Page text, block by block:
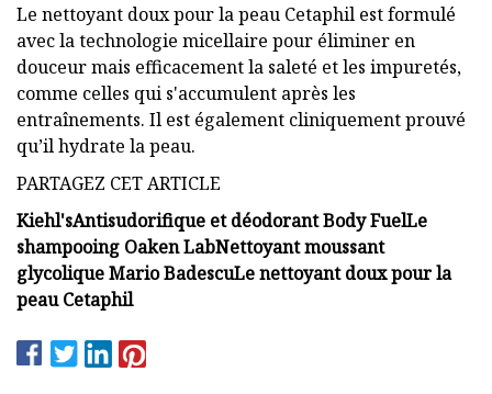
Le nettoyant doux pour la peau Cetaphil est formulé
avec la technologie micellaire pour éliminer en
douceur mais efficacement la saleté et les impuretés,
comme celles qui s'accumulent après les
entraînements. Il est également cliniquement prouvé
qu’il hydrate la peau.
PARTAGEZ CET ARTICLE
Kiehl'sAntisudorifique et déodorant Body FuelLe
shampooing Oaken LabNettoyant moussant
glycolique Mario BadescuLe nettoyant doux pour la
peau Cetaphil